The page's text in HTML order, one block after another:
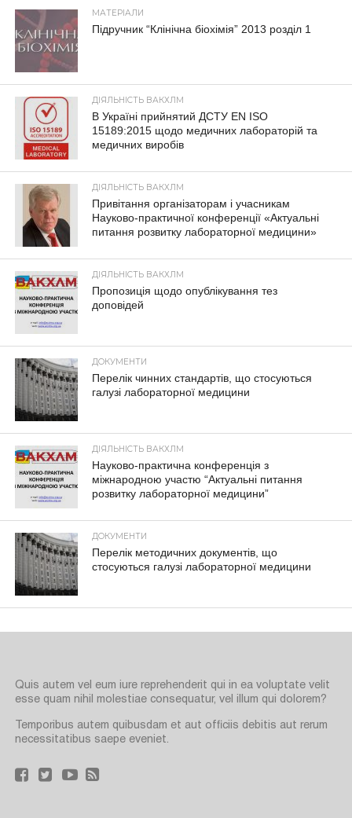
МАТЕРІАЛИ
Підручник “Клінічна біохімія” 2013 розділ 1
ДІЯЛЬНІСТЬ ВАКХЛМ
В Україні прийнятий ДСТУ EN ISO
15189:2015 щодо медичних лабораторій та
медичних виробів
ДІЯЛЬНІСТЬ ВАКХЛМ
Привітання організаторам і учасникам
Науково-практичної конференції «Актуальні
питання розвитку лабораторної медицини»
ДІЯЛЬНІСТЬ ВАКХЛМ
Пропозиція щодо опублікування тез
доповідей
ДОКУМЕНТИ
Перелік чинних стандартів, що стосуються
галузі лабораторної медицини
ДІЯЛЬНІСТЬ ВАКХЛМ
Науково-практична конференція з
міжнародною участю “Актуальні питання
розвитку лабораторної медицини”
ДОКУМЕНТИ
Перелік методичних документів, що
стосуються галузі лабораторної медицини
Quis autem vel eum iure reprehenderit qui in ea voluptate velit
esse quam nihil molestiae consequatur, vel illum qui dolorem?
Temporibus autem quibusdam et aut officiis debitis aut rerum
necessitatibus saepe eveniet.